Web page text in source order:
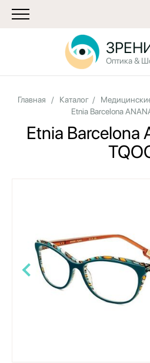
Оптика &
Главная / Каталог /
Etnia Barcelona
Etnia Barcelona